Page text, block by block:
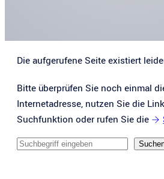
Die aufgerufene Seite existiert
Bitte überprüfen Sie noch einmal
Internetadresse, nutzen Sie die
Suchfunktion oder rufen Sie die
Sucheingabe